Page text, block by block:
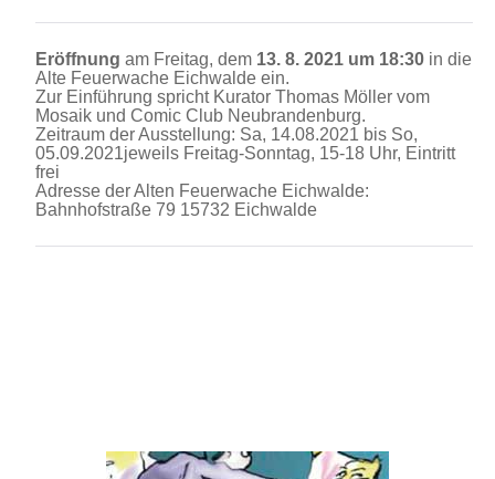
Eröffnung am Freitag, dem 13. 8. 2021 um 18:30 in die
Alte Feuerwache Eichwalde ein.
Zur Einführung spricht Kurator Thomas Möller vom
Mosaik und Comic Club Neubrandenburg.
Zeitraum der Ausstellung: Sa, 14.08.2021 bis So,
05.09.2021jeweils Freitag-Sonntag, 15-18 Uhr, Eintritt
frei
Adresse der Alten Feuerwache Eichwalde:
Bahnhofstraße 79 15732 Eichwalde